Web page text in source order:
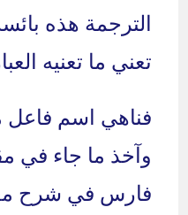
الترجمة هذه
تعني ما تعنيه
فناهي اسم فاعل
وآخذ ما جاء في
فارس في شرح